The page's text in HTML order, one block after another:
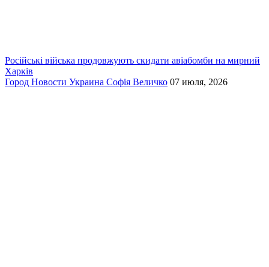
Російські війська продовжують скидати авіабомби на мирний
Харків
Город Новости Украина Софія Величко 07 июля, 2026